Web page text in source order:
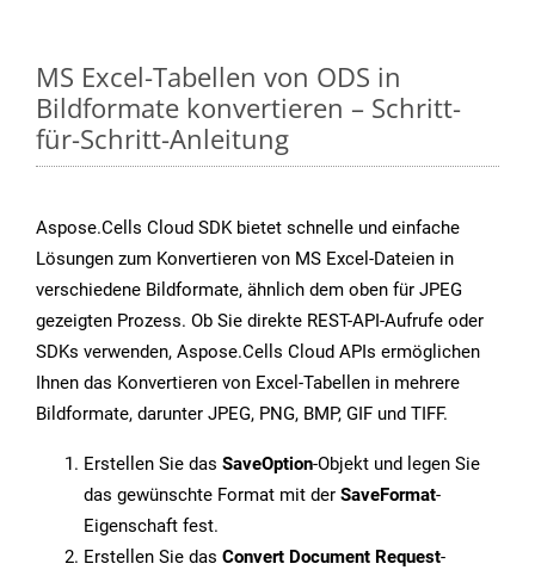
MS Excel-Tabellen von ODS in
Bildformate konvertieren – Schritt-
für-Schritt-Anleitung
Aspose.Cells Cloud SDK bietet schnelle und einfache
Lösungen zum Konvertieren von MS Excel-Dateien in
verschiedene Bildformate, ähnlich dem oben für JPEG
gezeigten Prozess. Ob Sie direkte REST-API-Aufrufe oder
SDKs verwenden, Aspose.Cells Cloud APIs ermöglichen
Ihnen das Konvertieren von Excel-Tabellen in mehrere
Bildformate, darunter JPEG, PNG, BMP, GIF und TIFF.
Erstellen Sie das SaveOption-Objekt und legen Sie
das gewünschte Format mit der SaveFormat-
Eigenschaft fest.
Erstellen Sie das Convert Document Request-